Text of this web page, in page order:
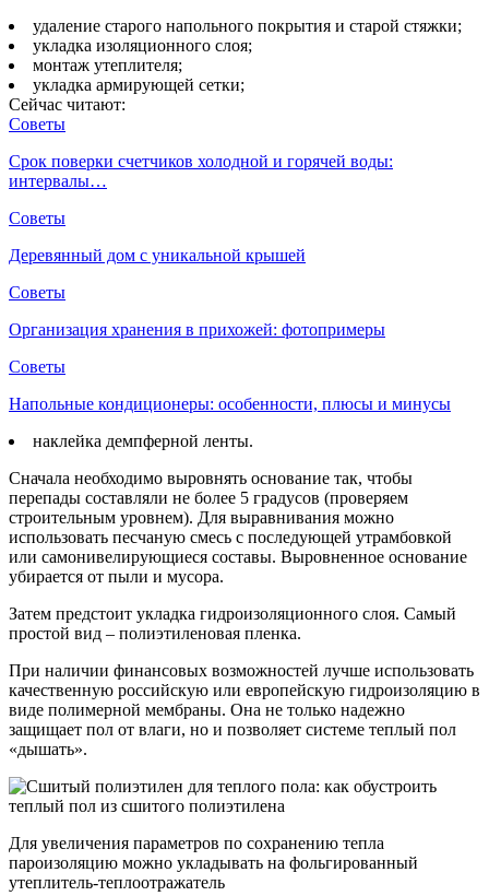
удаление старого напольного покрытия и старой стяжки;
укладка изоляционного слоя;
монтаж утеплителя;
укладка армирующей сетки;
Сейчас читают:
Советы
Срок поверки счетчиков холодной и горячей воды:
интервалы…
Советы
Деревянный дом с уникальной крышей
Советы
Организация хранения в прихожей: фотопримеры
Советы
Напольные кондиционеры: особенности, плюсы и минусы
наклейка демпферной ленты.
Сначала необходимо выровнять основание так, чтобы
перепады составляли не более 5 градусов (проверяем
строительным уровнем). Для выравнивания можно
использовать песчаную смесь с последующей утрамбовкой
или самонивелирующиеся составы. Выровненное основание
убирается от пыли и мусора.
Затем предстоит укладка гидроизоляционного слоя. Самый
простой вид – полиэтиленовая пленка.
При наличии финансовых возможностей лучше использовать
качественную российскую или европейскую гидроизоляцию в
виде полимерной мембраны. Она не только надежно
защищает пол от влаги, но и позволяет системе теплый пол
«дышать».
Для увеличения параметров по сохранению тепла
пароизоляцию можно укладывать на фольгированный
утеплитель-теплоотражатель